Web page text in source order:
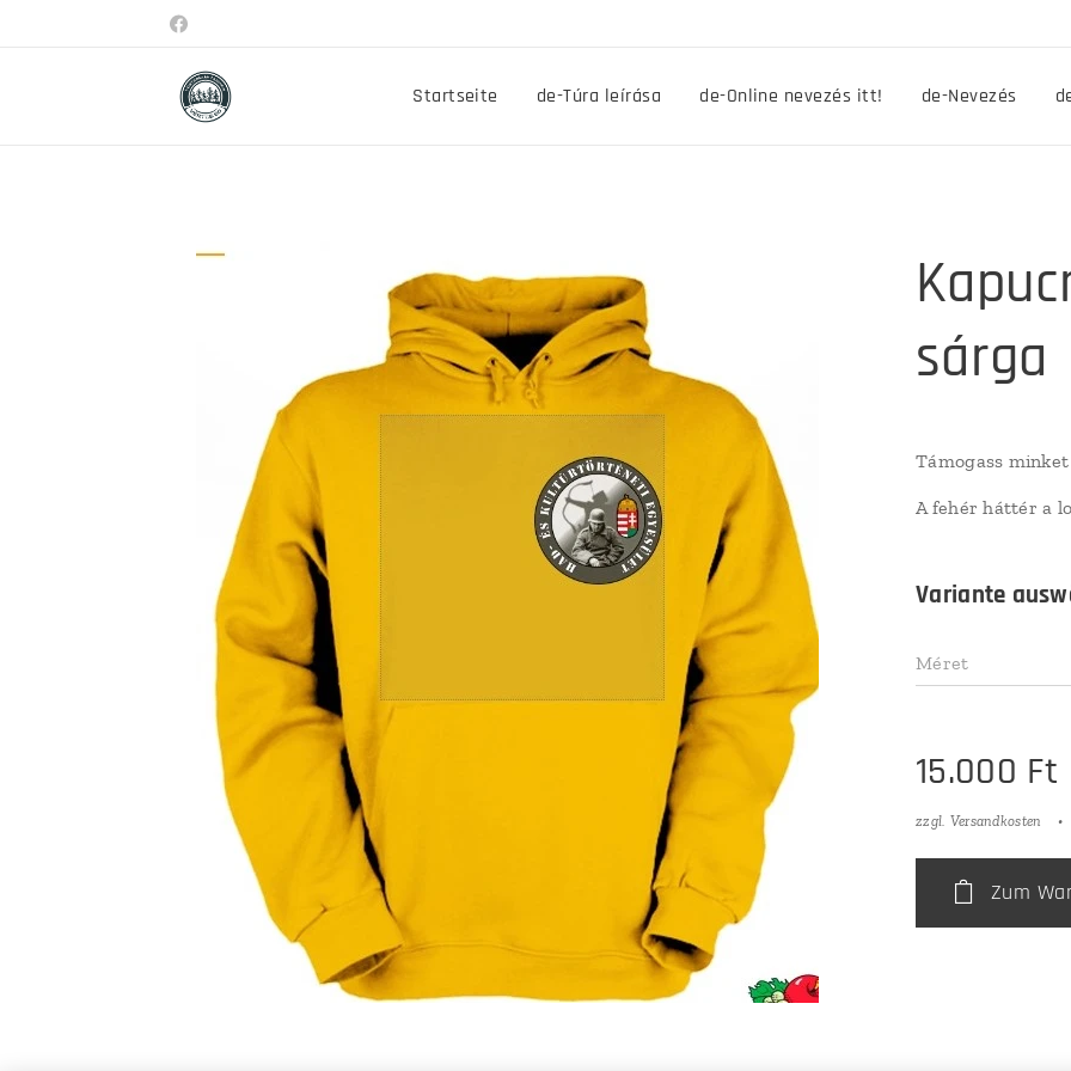
Startseite de-Túra leírása de-Online nevezés itt! de-Nevezés
sárga
Támogass
A fehér háttér a
Variante
Méret
15.000 Ft
zzgl. Versandkosten
Zum